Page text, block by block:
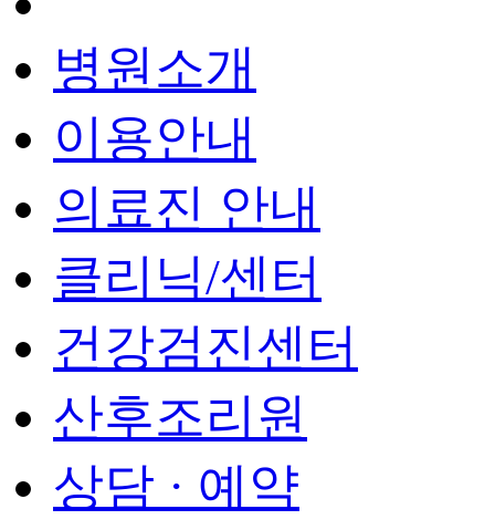
병원소개
이용안내
의료진 안내
클리닉/센터
건강검진센터
산후조리원
상담 · 예약